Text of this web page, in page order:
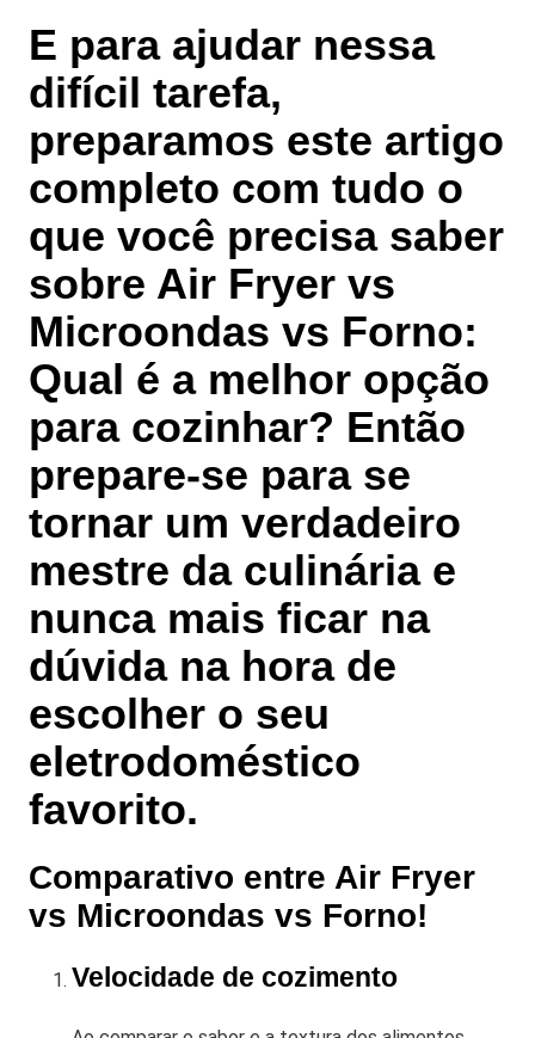
E para ajudar nessa
difícil tarefa,
preparamos este artigo
completo com tudo o
que você precisa saber
sobre Air Fryer vs
Microondas vs Forno:
Qual é a melhor opção
para cozinhar? Então
prepare-se para se
tornar um verdadeiro
mestre da culinária e
nunca mais ficar na
dúvida na hora de
escolher o seu
eletrodoméstico
favorito.
Comparativo entre Air Fryer
vs Microondas vs Forno!
Velocidade de cozimento